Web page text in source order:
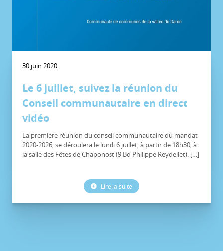
30 juin 2020
Le 6 juillet, suivez la réunion du
Conseil communautaire en direct
vidéo
La première réunion du conseil communautaire du mandat
2020-2026, se déroulera le lundi 6 juillet, à partir de 18h30, à
la salle des Fêtes de Chaponost (9 Bd Philippe Reydellet). […]
Lire la suite